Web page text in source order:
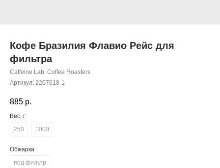
Кофе Бразилия Флавио Рейс для
фильтра
Caffeine Lab. Coffee Roasters
Артикул: 2207618-1
885 р.
Вес, г
250
1000
Обжарка
под фильтр